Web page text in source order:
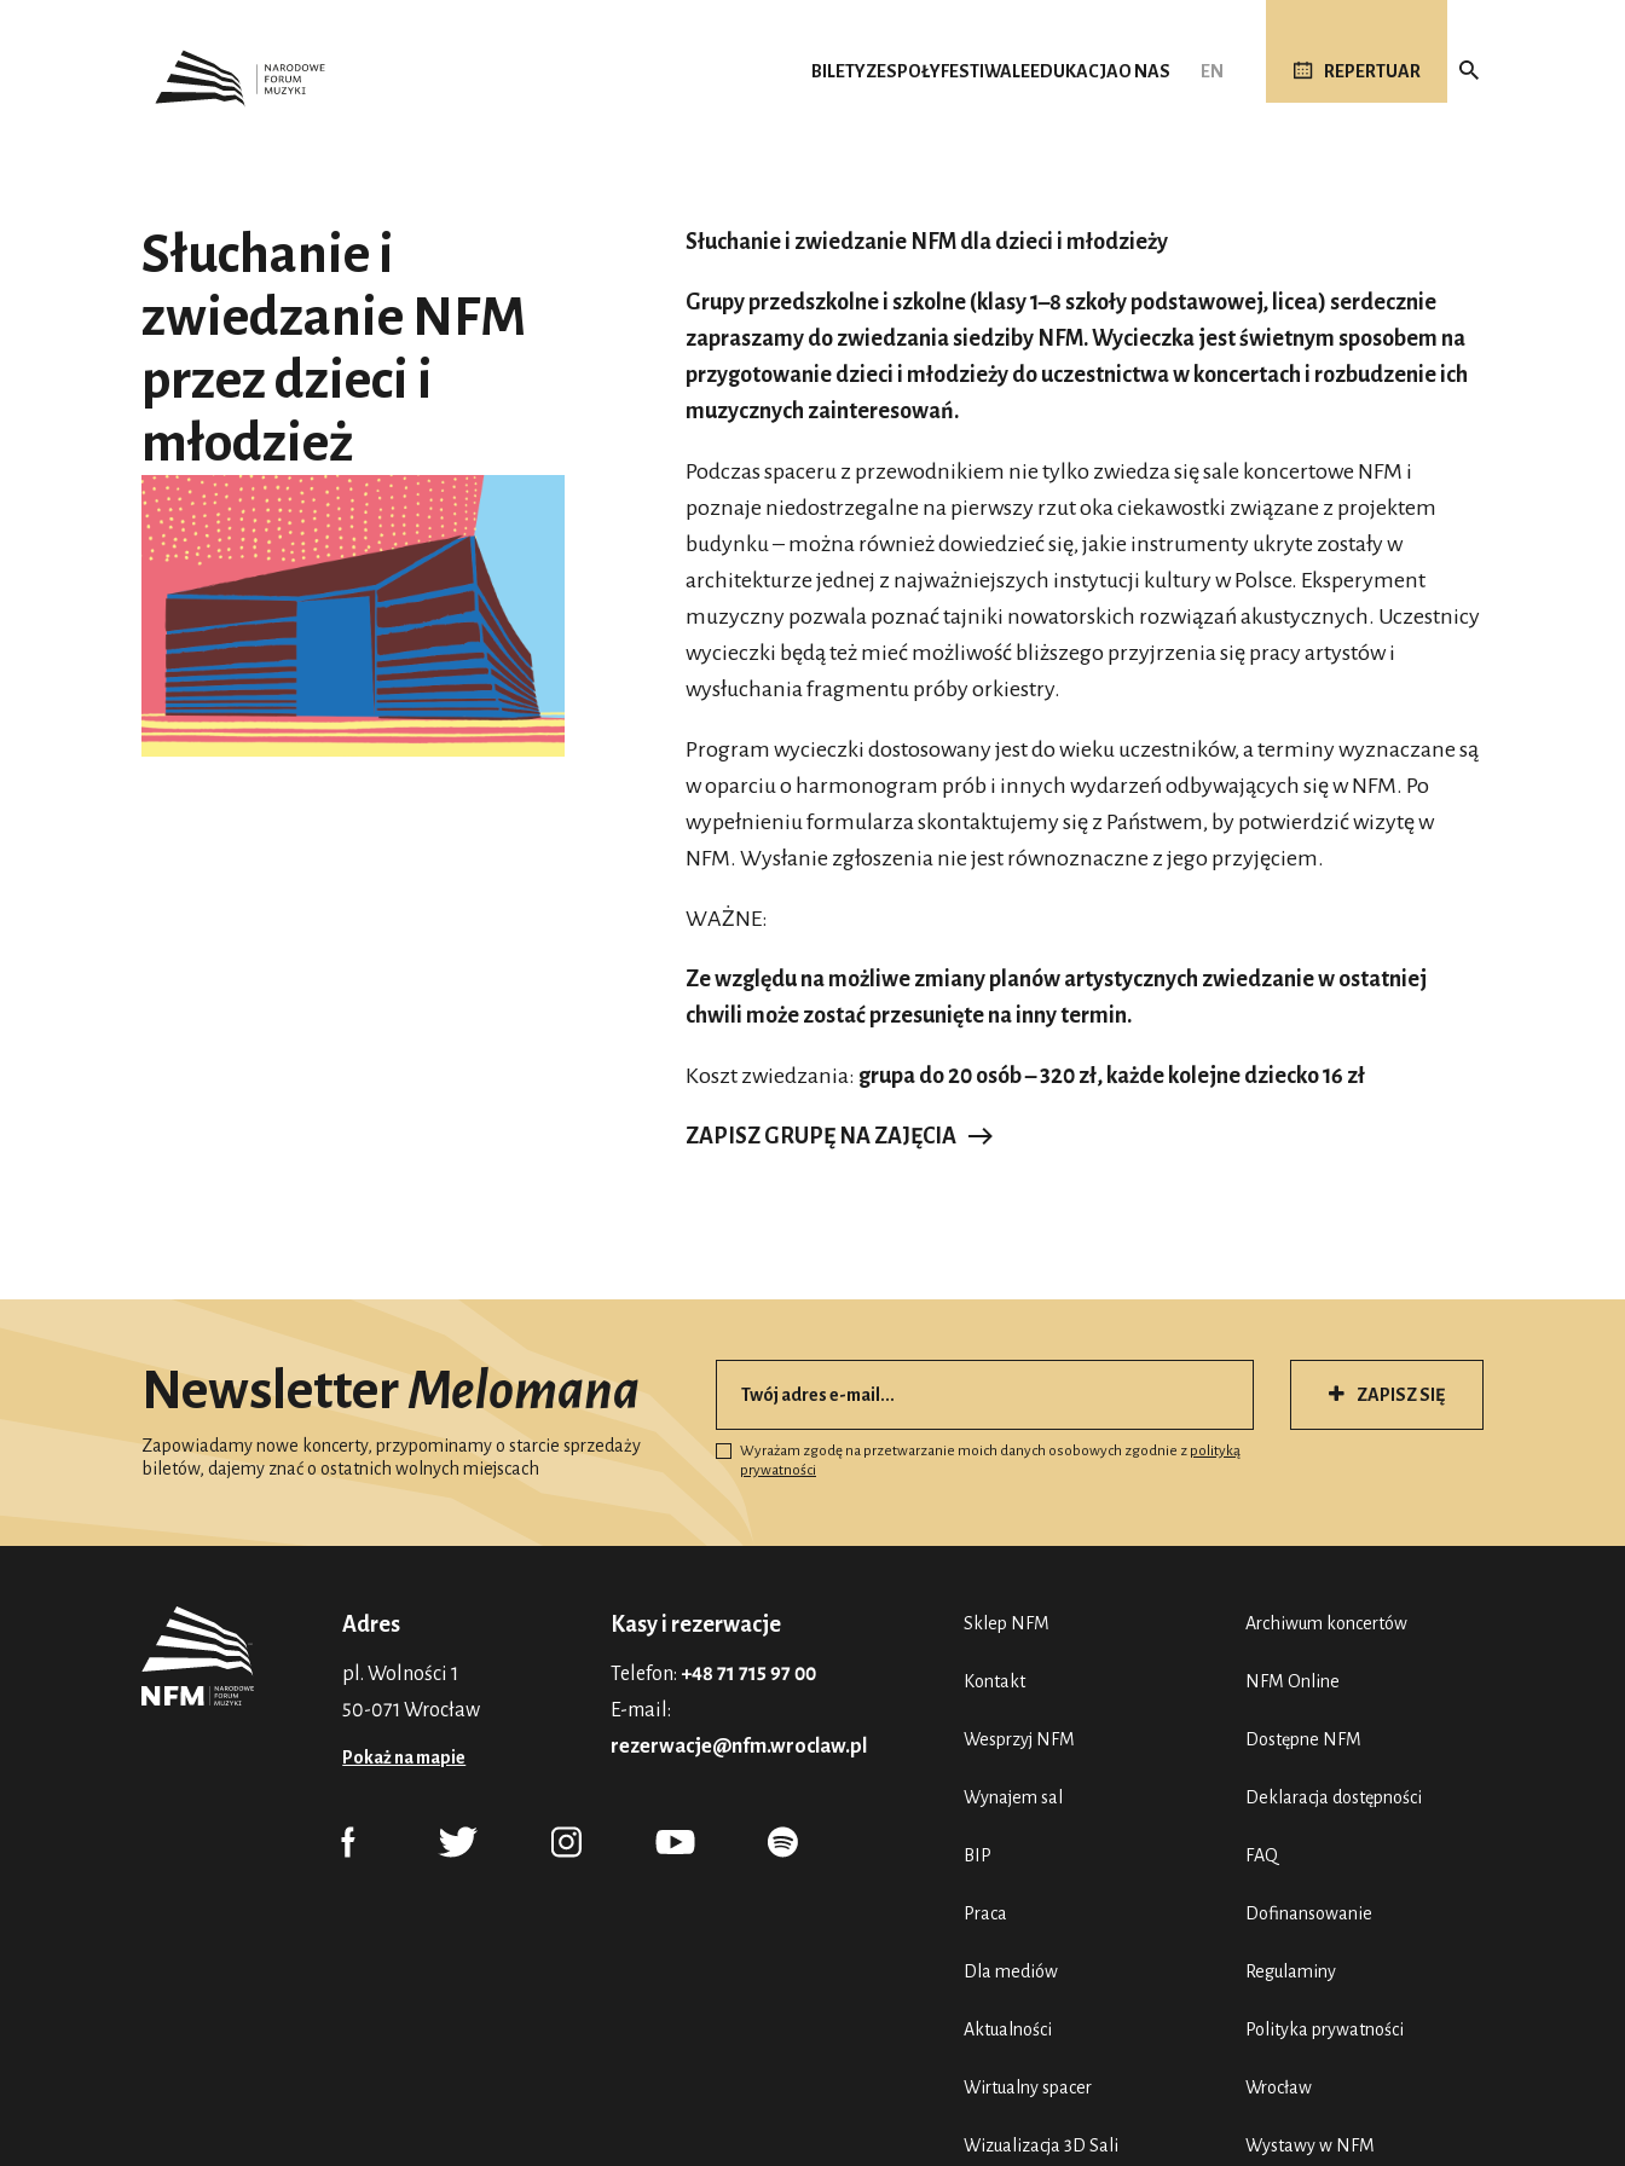
BILETYZESPOŁYFESTIWALEEDUKACJAO NAS EN REPERTUAR
Słuchanie i
zwiedzanie NFM
przez dzieci i
młodzież
Słuchanie i zwiedzanie NFM dla dzieci i młodzieży
Grupy przedszkolne i szkolne (klasy 1–8 szkoły podstawowej, licea) serdecznie
zapraszamy do zwiedzania siedziby NFM. Wycieczka jest świetnym sposobem na
przygotowanie dzieci i młodzieży do uczestnictwa w koncertach i rozbudzenie ich
muzycznych zainteresowań.
Podczas spaceru z przewodnikiem nie tylko zwiedza się sale koncertowe NFM i
poznaje niedostrzegalne na pierwszy rzut oka ciekawostki związane z projektem
budynku – można również dowiedzieć się, jakie instrumenty ukryte zostały w
architekturze jednej z najważniejszych instytucji kultury w Polsce. Eksperyment
muzyczny pozwala poznać tajniki nowatorskich rozwiązań akustycznych. Uczestnicy
wycieczki będą też mieć możliwość bliższego przyjrzenia się pracy artystów i
wysłuchania fragmentu próby orkiestry.
Program wycieczki dostosowany jest do wieku uczestników, a terminy wyznaczane są
w oparciu o harmonogram prób i innych wydarzeń odbywających się w NFM. Po
wypełnieniu formularza skontaktujemy się z Państwem, by potwierdzić wizytę w
NFM. Wysłanie zgłoszenia nie jest równoznaczne z jego przyjęciem.
WAŻNE:
Ze względu na możliwe zmiany planów artystycznych zwiedzanie w ostatniej
chwili może zostać przesunięte na inny termin.
Koszt zwiedzania: grupa do 20 osób – 320 zł, każde kolejne dziecko 16 zł
ZAPISZ GRUPĘ NA ZAJĘCIA
NewsletterMelomana
Zapowiadamy nowe koncerty, przypominamy o starcie sprzedaży
biletów, dajemy znać o ostatnich wolnych miejscach
Wyrażam zgodę na przetwarzanie moich danych osobowych zgodnie z polityką
prywatności
ZAPISZ SIĘ
Adres
pl. Wolności 1
50-071 Wrocław
Pokaż na mapie
Kasy i rezerwacje
Telefon: +48 71 715 97 00
E-mail:
rezerwacje@nfm.wroclaw.pl
Sklep NFM
Kontakt
Wesprzyj NFM
Wynajem sal
BIP
Praca
Dla mediów
Aktualności
Wirtualny spacer
Wizualizacja 3D Sali
Archiwum koncertów
NFM Online
Dostępne NFM
Deklaracja dostępności
FAQ
Dofinansowanie
Regulaminy
Polityka prywatności
Wrocław
Wystawy w NFM